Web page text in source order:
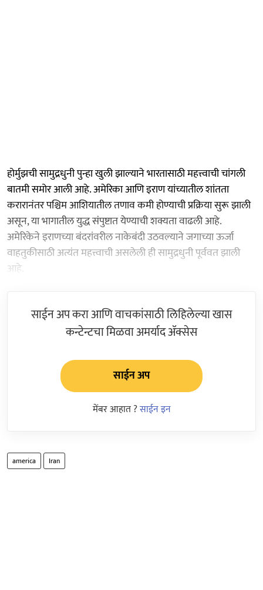
होर्मुझची सामुद्रधुनी पुन्हा खुली झाल्याने भारतासाठी महत्त्वाची चांगली
बातमी समोर आली आहे. अमेरिका आणि इराण यांच्यातील शांतता
करारानंतर पश्चिम आशियातील तणाव कमी होण्याची प्रक्रिया सुरू झाली
असून, या भागातील युद्ध संपुष्टात येण्याची शक्यता वाढली आहे.
अमेरिकेने इराणच्या बंदरांवरील नाकेबंदी उठवल्याने जगाच्या ऊर्जा
वाहतुकीसाठी अत्यंत महत्त्वाची असलेली ही सामुद्रधुनी पूर्ववत झाली
आहे.
साईन अप करा आणि वाचकांसाठी लिहिलेल्या खास
कन्टेन्टचा मिळवा अमर्याद ॲक्सेस
साईन अप
मेंबर आहात ?साईन इन
america Iran